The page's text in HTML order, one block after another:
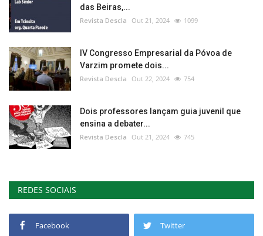
das Beiras,...
Revista Descla Out 21, 2024 1099
IV Congresso Empresarial da Póvoa de
Varzim promete dois...
Revista Descla Out 22, 2024 754
Dois professores lançam guia juvenil que
ensina a debater...
Revista Descla Out 21, 2024 745
REDES SOCIAIS
Facebook Twitter